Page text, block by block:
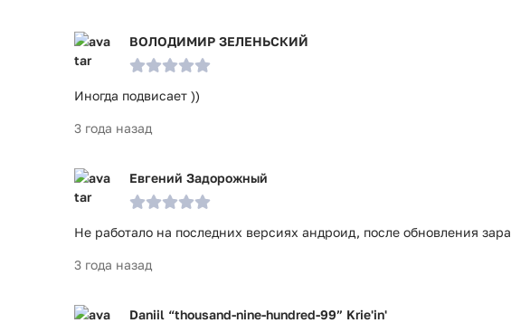
ВОЛОДИМИР ЗЕЛЕНЬСКИЙ
Иногда подвисает ))
3 года назад
Евгений Задорожный
Не работало на последних версиях андроид, после обновления
3 года назад
Daniil “thousand-nine-hundred-99” Krie'in'